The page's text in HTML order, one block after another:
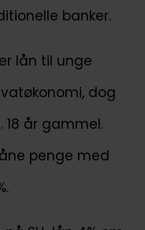
banker.
lån til unge
dog
år gammel.
penge med